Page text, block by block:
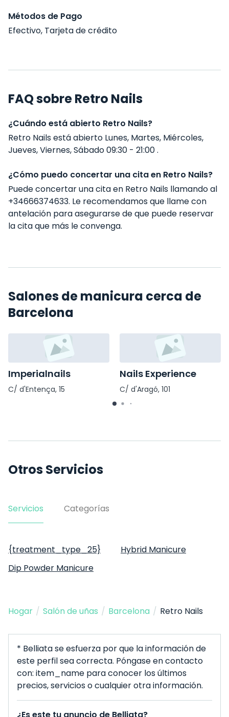
Métodos de Pago
Efectivo, Tarjeta de crédito
FAQ sobre Retro Nails
¿Cuándo está abierto Retro Nails?
Retro Nails está abierto Lunes, Martes, Miércoles,
Jueves, Viernes, Sábado 09:30 - 21:00 .
¿Cómo puedo concertar una cita en Retro Nails?
Puede concertar una cita en Retro Nails llamando al
+34666374633. Le recomendamos que llame con
antelación para asegurarse de que puede reservar
la cita que más le convenga.
Salones de manicura cerca de
Barcelona
Imperialnails
C/ d'Entença, 15
Nails Experience
C/ d'Aragó, 101
Otros Servicios
Servicios Categorías
{treatment_type_25}
Hybrid Manicure
Dip Powder Manicure
Hogar / Salón de uñas / Barcelona / Retro Nails
* Belliata se esfuerza por que la información de
este perfil sea correcta. Póngase en contacto
con: item_name para conocer los últimos
precios, servicios o cualquier otra información.